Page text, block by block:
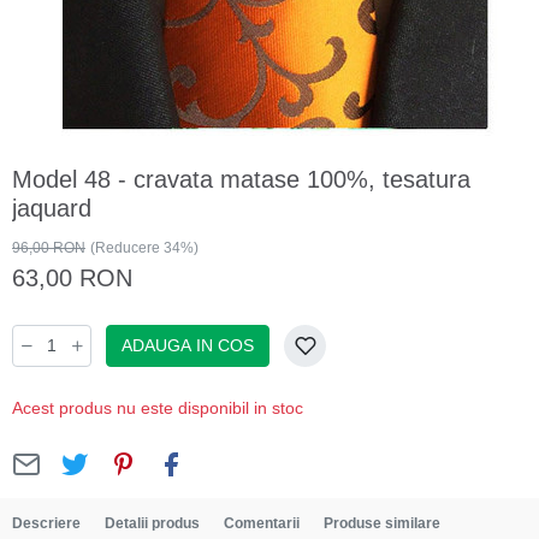
Model 48 - cravata matase 100%, tesatura
jaquard
96,00 RON (Reducere 34%)
63,00 RON
ADAUGA IN COS
Acest produs nu este disponibil in stoc
Descriere Detalii produs Comentarii Produse similare